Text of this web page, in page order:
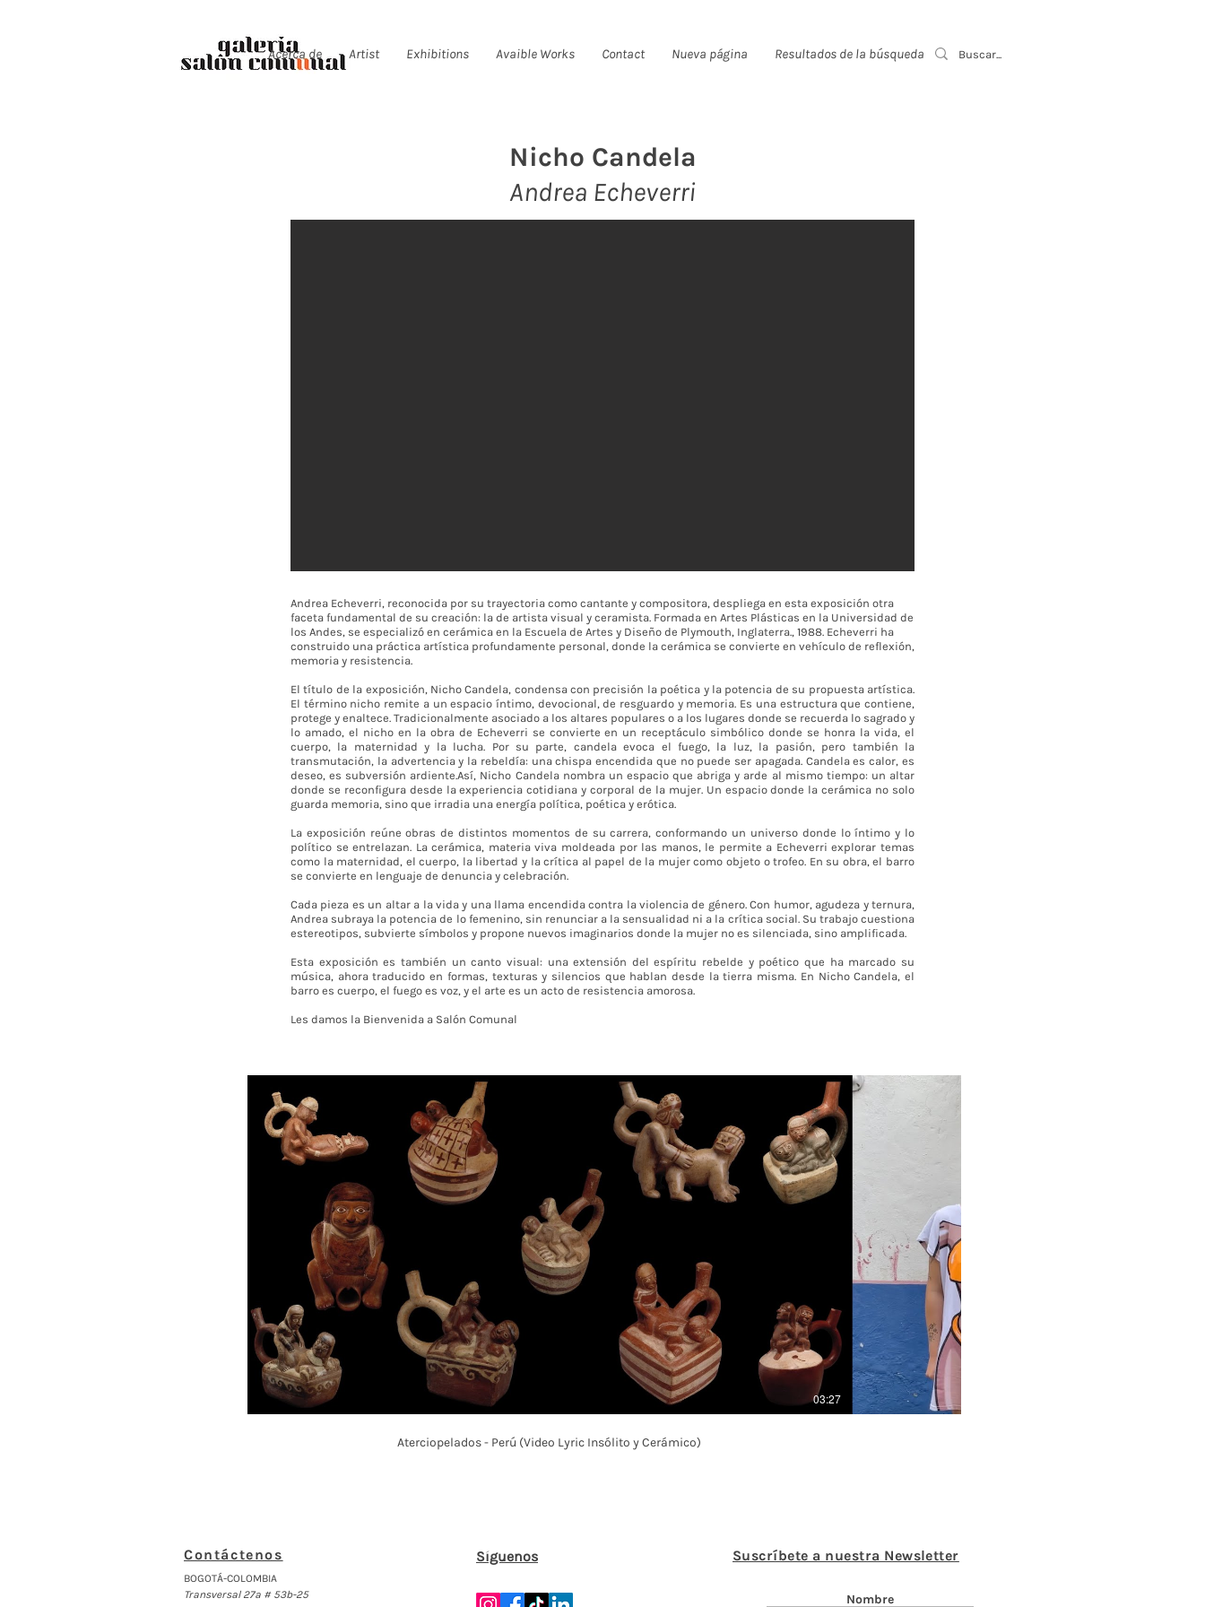
Acerca de Artist Exhibitions Avaible Works Contact Nueva página Resultados de la búsqueda Event List
Nicho Candela
Andrea Echeverri
Andrea Echeverri, reconocida por su trayectoria como cantante y compositora, despliega en esta exposición otra
faceta fundamental de su creación: la de artista visual y ceramista. Formada en Artes Plásticas en la Universidad de
los Andes, se especializó en cerámica en la Escuela de Artes y Diseño de Plymouth, Inglaterra., 1988. Echeverri ha
construido una práctica artística profundamente personal, donde la cerámica se convierte en vehículo de reflexión,
memoria y resistencia.
El título de la exposición, Nicho Candela, condensa con precisión la poética y la potencia de su propuesta artística.
El término nicho remite a un espacio íntimo, devocional, de resguardo y memoria. Es una estructura que contiene,
protege y enaltece. Tradicionalmente asociado a los altares populares o a los lugares donde se recuerda lo sagrado y
lo amado, el nicho en la obra de Echeverri se convierte en un receptáculo simbólico donde se honra la vida, el
cuerpo, la maternidad y la lucha. Por su parte, candela evoca el fuego, la luz, la pasión, pero también la
transmutación, la advertencia y la rebeldía: una chispa encendida que no puede ser apagada. Candela es calor, es
deseo, es subversión ardiente.Así, Nicho Candela nombra un espacio que abriga y arde al mismo tiempo: un altar
donde se reconfigura desde la experiencia cotidiana y corporal de la mujer. Un espacio donde la cerámica no solo
guarda memoria, sino que irradia una energía política, poética y erótica.
La exposición reúne obras de distintos momentos de su carrera, conformando un universo donde lo íntimo y lo
político se entrelazan. La cerámica, materia viva moldeada por las manos, le permite a Echeverri explorar temas
como la maternidad, el cuerpo, la libertad y la crítica al papel de la mujer como objeto o trofeo. En su obra, el barro
se convierte en lenguaje de denuncia y celebración.
Cada pieza es un altar a la vida y una llama encendida contra la violencia de género. Con humor, agudeza y ternura,
Andrea subraya la potencia de lo femenino, sin renunciar a la sensualidad ni a la crítica social. Su trabajo cuestiona
estereotipos, subvierte símbolos y propone nuevos imaginarios donde la mujer no es silenciada, sino amplificada.
Esta exposición es también un canto visual: una extensión del espíritu rebelde y poético que ha marcado su
música, ahora traducido en formas, texturas y silencios que hablan desde la tierra misma. En Nicho Candela, el
barro es cuerpo, el fuego es voz, y el arte es un acto de resistencia amorosa.
Les damos la Bienvenida a Salón Comunal
Play Video
03:27
Aterciopelados - Perú (Video Lyric Insólito y Cerámico)
Contáctenos
BOGOTÁ-COLOMBIA
Transversal 27a # 53b-25
Suscríbete a nuestra Newsletter
Nombre
Síguenos